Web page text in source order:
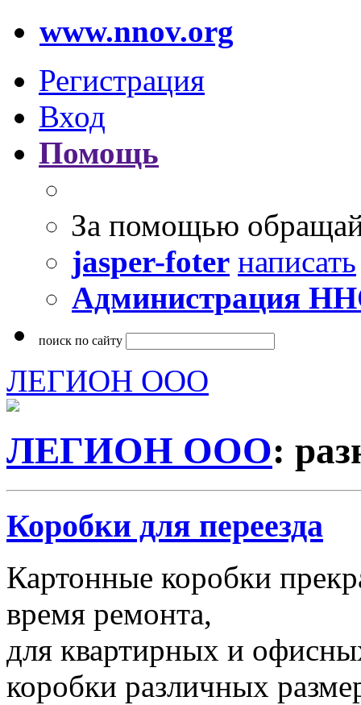
www.nnov.org
Регистрация
Вход
Помощь
За помощью
jasper-foter написать
Администрация
поиск по сайту
ЛЕГИОН ООО
ЛЕГИОН ООО:
Коробки для переезда
Картонные коробки
время ремонта,
для квартирных и
коробки различных